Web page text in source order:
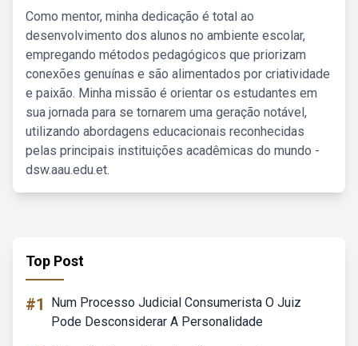
Como mentor, minha dedicação é total ao
desenvolvimento dos alunos no ambiente escolar,
empregando métodos pedagógicos que priorizam
conexões genuínas e são alimentados por criatividade
e paixão. Minha missão é orientar os estudantes em
sua jornada para se tornarem uma geração notável,
utilizando abordagens educacionais reconhecidas
pelas principais instituições acadêmicas do mundo -
dsw.aau.edu.et.
Top Post
#1
Num Processo Judicial Consumerista O Juiz
Pode Desconsiderar A Personalidade